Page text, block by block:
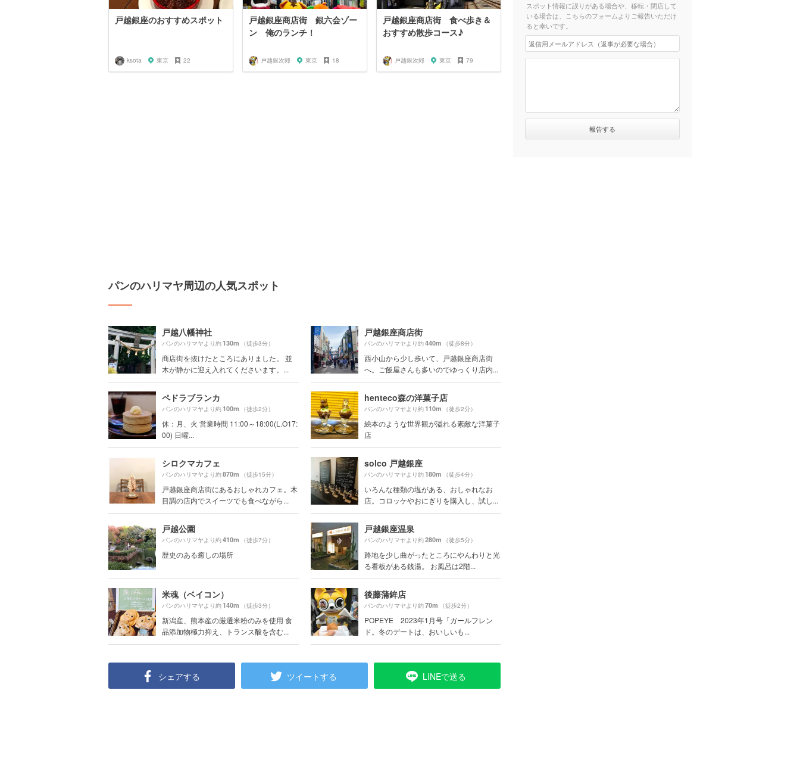
戸越銀座のおすすめスポット
ksota 東京 22
戸越銀座商店街 銀六会ゾー
ン 俺のランチ！
戸越銀次郎 東京 18
戸越銀座商店街 食べ歩き＆
おすすめ散歩コース♪
戸越銀次郎 東京 79
パンのハリマヤ周辺の人気スポット
戸越八幡神社
パンのハリマヤより約130m （徒歩3分）
商店街を抜けたところにありました。 並
木が静かに迎え入れてくださいます。...
戸越銀座商店街
パンのハリマヤより約440m （徒歩8分）
西小山から少し歩いて、戸越銀座商店街
へ。ご飯屋さんも多いのでゆっくり店内...
ペドラブランカ
パンのハリマヤより約100m （徒歩2分）
休：月、火 営業時間 11:00～18:00(L.O17:
00) 日曜...
henteco森の洋菓子店
パンのハリマヤより約110m （徒歩2分）
絵本のような世界観が溢れる素敵な洋菓子
店
シロクマカフェ
パンのハリマヤより約870m （徒歩15分）
戸越銀座商店街にあるおしゃれカフェ。木
目調の店内でスイーツでも食べながら...
solco 戸越銀座
パンのハリマヤより約180m （徒歩4分）
いろんな種類の塩がある、おしゃれなお
店。コロッケやおにぎりを購入し、試し...
戸越公園
パンのハリマヤより約410m （徒歩7分）
歴史のある癒しの場所
戸越銀座温泉
パンのハリマヤより約280m （徒歩5分）
路地を少し曲がったところにやんわりと光
る看板がある銭湯。 お風呂は2階...
米魂（ベイコン）
パンのハリマヤより約140m （徒歩3分）
新潟産、熊本産の厳選米粉のみを使用 食
品添加物極力抑え、トランス酸を含む...
後藤蒲鉾店
パンのハリマヤより約70m （徒歩2分）
POPEYE 2023年1月号「ガールフレン
ド。冬のデートは、おいしいも...
シェアする ツイートする LINEで送る
スポット情報に誤りがある場合や、移転・閉店して
いる場合は、こちらのフォームよりご報告いただけ
ると幸いです。